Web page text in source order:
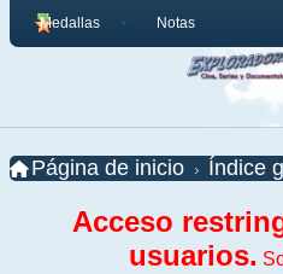
Medallas Notas
Página de inicio Índice
Acceso
usuarios.